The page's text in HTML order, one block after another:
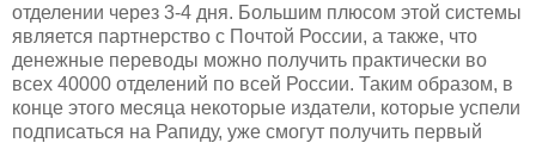
отделении через 3-4 дня. Большим плюсом этой системы
является партнерство с Почтой России, а также, что
денежные переводы можно получить практически во
всех 40000 отделений по всей России. Таким образом, в
конце этого месяца некоторые издатели, которые успели
подписаться на Рапиду, уже смогут получить первый